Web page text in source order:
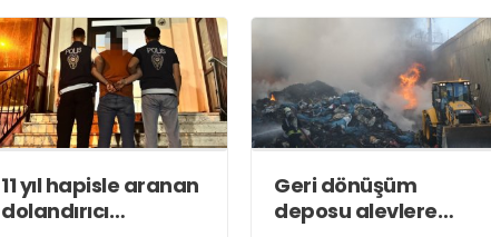
11 yıl hapisle aranan
dolandırıcı
Geri dönüşüm
deposu alevlere